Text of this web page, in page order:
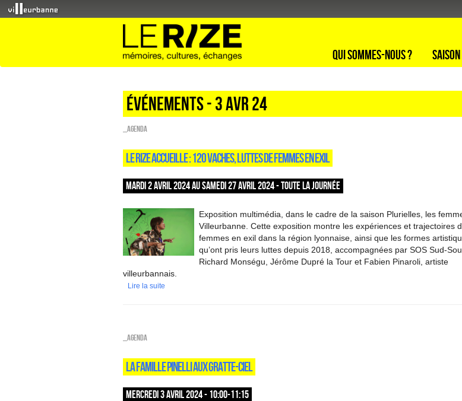
Qui sommes-nous ?
Événements - 3 Avr 24
_Agenda
LE RIZE ACCUEILLE : 120 VACHES, LUTTES DE FEMMES EN EXIL
MARDI 2 AVRIL 2024 AU SAMEDI 27 AVRIL 2024 - TOUTE LA JOURNÉE
Exposition multimédia, dans le cadre de la saison Plurielles, les
Villeurbanne. Cette exposition montre les expériences et trajectoires
femmes en exil dans la région lyonnaise, ainsi que les formes
qu’ont pris leurs luttes depuis 2018, accompagnées par SOS Sud-
Richard Monségu, Jérôme Dupré la Tour et Fabien Pinaroli, artiste
villeurbannais.
Lire la suite
_Agenda
LA FAMILLE PINELLI AUX GRATTE-CIEL
MERCREDI 3 AVRIL 2024 - 10:00-11:15